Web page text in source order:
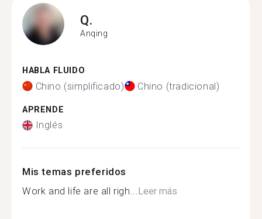
Q.
Anqing
HABLA FLUIDO
Chino (simplificado) Chino (tradicional)
APRENDE
Inglés
Mis temas preferidos
Work and life are all righ...Leer más